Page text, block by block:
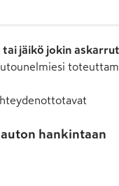
jäikö jokin
hankintaan